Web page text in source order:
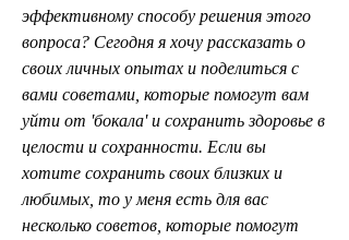
эффективному способу решения этого
вопроса? Сегодня я хочу рассказать о
своих личных опытах и поделиться с
вами советами, которые помогут вам
уйти от 'бокала' и сохранить здоровье в
целости и сохранности. Если вы
хотите сохранить своих близких и
любимых, то у меня есть для вас
несколько советов, которые помогут